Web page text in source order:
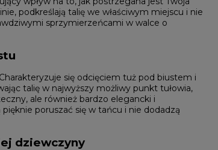
podkreślają talię we właściwym miejscu i nie
sprzymierzeńcami w walce o
się odcięciem tuż pod biustem i
talię w najwyższy możliwy punkt tułowia,
ale również bardzo elegancki i
poruszać się w tańcu i nie dodadzą
dziewczyny